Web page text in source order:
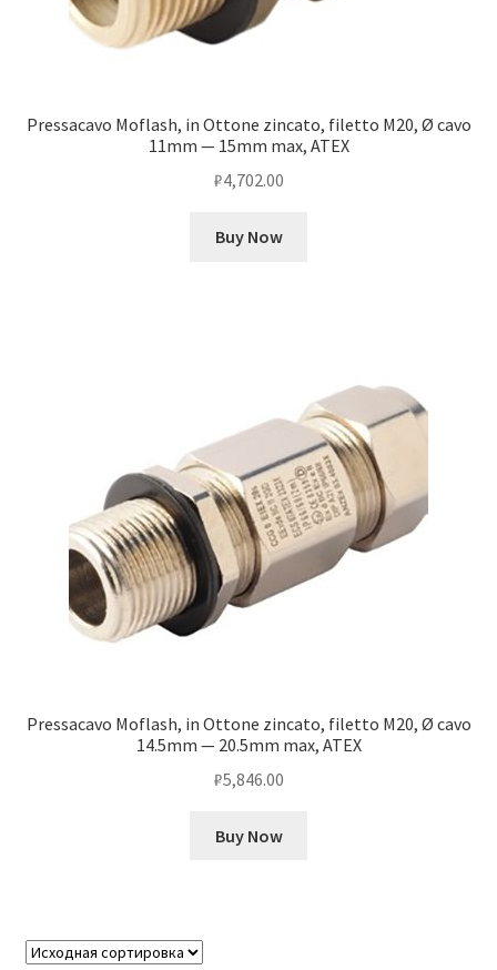
Pressacavo Moflash, in Ottone zincato, filetto M20, Ø cavo
11mm — 15mm max, ATEX
₽4,702.00
Buy Now
Pressacavo Moflash, in Ottone zincato, filetto M20, Ø cavo
14.5mm — 20.5mm max, ATEX
₽5,846.00
Buy Now